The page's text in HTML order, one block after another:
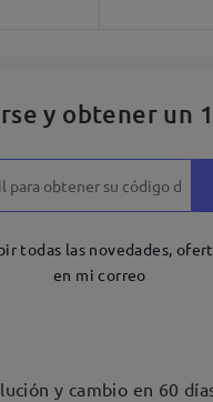
y obtener un
todas las novedades,
en mi correo
y cambio en 60